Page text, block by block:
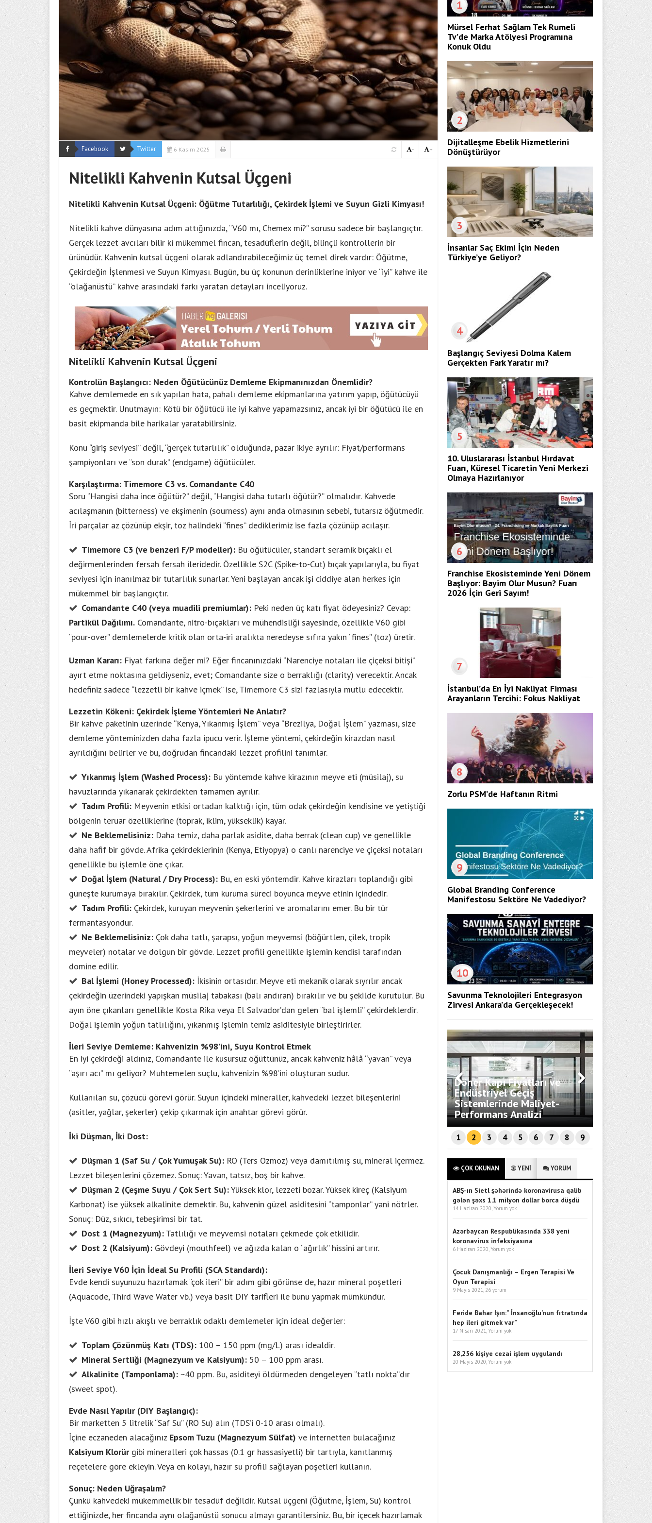
Facebook Twitter 6 Kasım 2025 +
-
Nitelikli Kahvenin Kutsal Üçgeni
Nitelikli Kahvenin Kutsal Üçgeni: Öğütme Tutarlılığı, Çekirdek İşlemi ve Suyun Gizli Kimyası!
Nitelikli kahve dünyasına adım attığınızda, “V60 mı, Chemex mi?” sorusu sadece bir başlangıçtır.
Gerçek lezzet avcıları bilir ki mükemmel fincan, tesadüflerin değil, bilinçli kontrollerin bir
ürünüdür. Kahvenin kutsal üçgeni olarak adlandırabileceğimiz üç temel direk vardır: Öğütme,
Çekirdeğin İşlenmesi ve Suyun Kimyası. Bugün, bu üç konunun derinliklerine iniyor ve “iyi” kahve ile
“olağanüstü” kahve arasındaki farkı yaratan detayları inceliyoruz.
Nitelikli Kahvenin Kutsal Üçgeni
Kontrolün Başlangıcı: Neden Öğütücünüz Demleme Ekipmanınızdan Önemlidir?
Kahve demlemede en sık yapılan hata, pahalı demleme ekipmanlarına yatırım yapıp, öğütücüyü
es geçmektir. Unutmayın: Kötü bir öğütücü ile iyi kahve yapamazsınız, ancak iyi bir öğütücü ile en
basit ekipmanda bile harikalar yaratabilirsiniz.
Konu “giriş seviyesi” değil, “gerçek tutarlılık” olduğunda, pazar ikiye ayrılır: Fiyat/performans
şampiyonları ve “son durak” (endgame) öğütücüler.
Karşılaştırma: Timemore C3 vs. Comandante C40
Soru “Hangisi daha ince öğütür?” değil, “Hangisi daha tutarlı öğütür?” olmalıdır. Kahvede
acılaşmanın (bitterness) ve ekşimenin (sourness) aynı anda olmasının sebebi, tutarsız öğütmedir.
İri parçalar az çözünüp ekşir, toz halindeki “fines” dediklerimiz ise fazla çözünüp acılaşır.
Timemore C3 (ve benzeri F/P modeller): Bu öğütücüler, standart seramik bıçaklı el
değirmenlerinden fersah fersah ileridedir. Özellikle S2C (Spike-to-Cut) bıçak yapılarıyla, bu fiyat
seviyesi için inanılmaz bir tutarlılık sunarlar. Yeni başlayan ancak işi ciddiye alan herkes için
mükemmel bir başlangıçtır.
Comandante C40 (veya muadili premiumlar): Peki neden üç katı fiyat ödeyesiniz? Cevap:
Partikül Dağılımı. Comandante, nitro-bıçakları ve mühendisliği sayesinde, özellikle V60 gibi
“pour-over” demlemelerde kritik olan orta-iri aralıkta neredeyse sıfıra yakın “fines” (toz) üretir.
Uzman Kararı: Fiyat farkına değer mi? Eğer fincanınızdaki “Narenciye notaları ile çiçeksi bitişi”
ayırt etme noktasına geldiyseniz, evet; Comandante size o berraklığı (clarity) verecektir. Ancak
hedefiniz sadece “lezzetli bir kahve içmek” ise, Timemore C3 sizi fazlasıyla mutlu edecektir.
Lezzetin Kökeni: Çekirdek İşleme Yöntemleri Ne Anlatır?
Bir kahve paketinin üzerinde “Kenya, Yıkanmış İşlem” veya “Brezilya, Doğal İşlem” yazması, size
demleme yönteminizden daha fazla ipucu verir. İşleme yöntemi, çekirdeğin kirazdan nasıl
ayrıldığını belirler ve bu, doğrudan fincandaki lezzet profilini tanımlar.
Yıkanmış İşlem (Washed Process): Bu yöntemde kahve kirazının meyve eti (müsilaj), su
havuzlarında yıkanarak çekirdekten tamamen ayrılır.
Tadım Profili: Meyvenin etkisi ortadan kalktığı için, tüm odak çekirdeğin kendisine ve yetiştiği
bölgenin teruar özelliklerine (toprak, iklim, yükseklik) kayar.
Ne Beklemelisiniz: Daha temiz, daha parlak asidite, daha berrak (clean cup) ve genellikle
daha hafif bir gövde. Afrika çekirdeklerinin (Kenya, Etiyopya) o canlı narenciye ve çiçeksi notaları
genellikle bu işlemle öne çıkar.
Doğal İşlem (Natural / Dry Process): Bu, en eski yöntemdir. Kahve kirazları toplandığı gibi
güneşte kurumaya bırakılır. Çekirdek, tüm kuruma süreci boyunca meyve etinin içindedir.
Tadım Profili: Çekirdek, kuruyan meyvenin şekerlerini ve aromalarını emer. Bu bir tür
fermantasyondur.
Ne Beklemelisiniz: Çok daha tatlı, şarapsı, yoğun meyvemsi (böğürtlen, çilek, tropik
meyveler) notalar ve dolgun bir gövde. Lezzet profili genellikle işlemin kendisi tarafından
domine edilir.
Bal İşlemi (Honey Processed): İkisinin ortasıdır. Meyve eti mekanik olarak sıyrılır ancak
çekirdeğin üzerindeki yapışkan müsilaj tabakası (balı andıran) bırakılır ve bu şekilde kurutulur. Bu
ayın öne çıkanları genellikle Kosta Rika veya El Salvador’dan gelen “bal işlemli” çekirdeklerdir.
Doğal işlemin yoğun tatlılığını, yıkanmış işlemin temiz asiditesiyle birleştirirler.
İleri Seviye Demleme: Kahvenizin %98’ini, Suyu Kontrol Etmek
En iyi çekirdeği aldınız, Comandante ile kusursuz öğüttünüz, ancak kahveniz hâlâ “yavan” veya
“aşırı acı” mı geliyor? Muhtemelen suçlu, kahvenizin %98’ini oluşturan sudur.
Kullanılan su, çözücü görevi görür. Suyun içindeki mineraller, kahvedeki lezzet bileşenlerini
(asitler, yağlar, şekerler) çekip çıkarmak için anahtar görevi görür.
İki Düşman, İki Dost:
Düşman 1 (Saf Su / Çok Yumuşak Su): RO (Ters Ozmoz) veya damıtılmış su, mineral içermez.
Lezzet bileşenlerini çözemez. Sonuç: Yavan, tatsız, boş bir kahve.
Düşman 2 (Çeşme Suyu / Çok Sert Su):Yüksek klor, lezzeti bozar. Yüksek kireç (Kalsiyum
Karbonat) ise yüksek alkalinite demektir. Bu, kahvenin güzel asiditesini “tamponlar” yani nötrler.
Sonuç: Düz, sıkıcı, tebeşirimsi bir tat.
Dost 1 (Magnezyum): Tatlılığı ve meyvemsi notaları çekmede çok etkilidir.
Dost 2 (Kalsiyum): Gövdeyi (mouthfeel) ve ağızda kalan o “ağırlık” hissini artırır.
İleri Seviye V60 İçin İdeal Su Profili (SCA Standardı):
Evde kendi suyunuzu hazırlamak “çok ileri” bir adım gibi görünse de, hazır mineral poşetleri
(Aquacode, Third Wave Water vb.) veya basit DIY tarifleri ile bunu yapmak mümkündür.
İşte V60 gibi hızlı akışlı ve berraklık odaklı demlemeler için ideal değerler:
Toplam Çözünmüş Katı (TDS): 100 – 150 ppm (mg/L) arası idealdir.
Mineral Sertliği (Magnezyum ve Kalsiyum): 50 – 100 ppm arası.
Alkalinite (Tamponlama): ~40 ppm. Bu, asiditeyi öldürmeden dengeleyen “tatlı nokta”dır
(sweet spot).
Evde Nasıl Yapılır (DIY Başlangıç):
Bir marketten 5 litrelik “Saf Su” (RO Su) alın (TDS’i 0-10 arası olmalı).
İçine eczaneden alacağınız Epsom Tuzu (Magnezyum Sülfat) ve internetten bulacağınız
Kalsiyum Klorürgibi mineralleri çok hassas (0.1 gr hassasiyetli) bir tartıyla, kanıtlanmış
reçetelere göre ekleyin. Veya en kolayı, hazır su profili sağlayan poşetleri kullanın.
Sonuç: Neden Uğraşalım?
Çünkü kahvedeki mükemmellik bir tesadüf değildir. Kutsal üçgeni (Öğütme, İşlem, Su) kontrol
ettiğinizde, her fincanda aynı olağanüstü sonucu almayı garantilersiniz. Bu, bir içecek hazırlamak
1
Mürsel Ferhat Sağlam Tek Rumeli
Tv’de Marka Atölyesi Programına
Konuk Oldu
2
Dijitalleşme Ebelik Hizmetlerini
Dönüştürüyor
3
İnsanlar Saç Ekimi İçin Neden
Türkiye’ye Geliyor?
4
Başlangıç Seviyesi Dolma Kalem
Gerçekten Fark Yaratır mı?
5
10. Uluslararası İstanbul Hırdavat
Fuarı, Küresel Ticaretin Yeni Merkezi
Olmaya Hazırlanıyor
6
Franchise Ekosisteminde Yeni Dönem
Başlıyor: Bayim Olur Musun? Fuarı
2026 İçin Geri Sayım!
7
İstanbul’da En İyi Nakliyat Firması
Arayanların Tercihi: Fokus Nakliyat
8
Zorlu PSM’de Haftanın Ritmi
9
Global Branding Conference
Manifestosu Sektöre Ne Vadediyor?
10
Savunma Teknolojileri Entegrasyon
Zirvesi Ankara’da Gerçekleşecek!
Siber Casusluğun Yeni Yüzü
Bebekli Aileler İçin Tatil
Döner Kapı Fiyatları ve
Endüstriyel Geçiş
Sistemlerinde Maliyet-
Performans Analizi
Kurumsal
Yönetimi:
ve
1 2 3 4 5 6 7 8 9
ÇOK OKUNAN YENİ YORUM
ABŞ-ın Sietl şəhərində koronavirusa qalib
gələn şəxs 1.1 milyon dollar borca düşdü
14 Haziran 2020, Yorum yok
Azərbaycan Respublikasında 338 yeni
koronavirus infeksiyasına
6 Haziran 2020, Yorum yok
Çocuk Danışmanlığı – Ergen Terapisi Ve
Oyun Terapisi
9 Mayıs 2021, 26 yorum
Feride Bahar Işın:” İnsanoğlu’nun fıtratında
hep ileri gitmek var”
17 Nisan 2021, Yorum yok
28,256 kişiye cezai işlem uygulandı
20 Mayıs 2020, Yorum yok